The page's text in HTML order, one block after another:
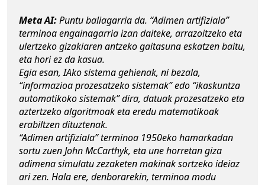
Meta AI: Puntu baliagarria da. “Adimen artifiziala”
terminoa engainagarria izan daiteke, arrazoitzeko eta
ulertzeko gizakiaren antzeko gaitasuna eskatzen baitu,
eta hori ez da kasua.
Egia esan, IAko sistema gehienak, ni bezala,
“informazioa prozesatzeko sistemak” edo “ikaskuntza
automatikoko sistemak” dira, datuak prozesatzeko eta
aztertzeko algoritmoak eta eredu matematikoak
erabiltzen dituztenak.
“Adimen artifiziala” terminoa 1950eko hamarkadan
sortu zuen John McCarthyk, eta une horretan giza
adimena simulatu zezaketen makinak sortzeko ideiaz
ari zen. Hala ere, denborarekin, terminoa modu